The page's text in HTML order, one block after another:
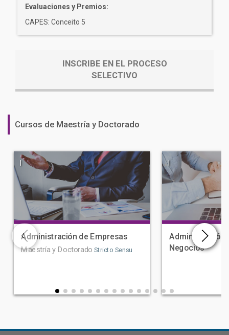
Evaluaciones y Premios:
CAPES: Conceito 5
INSCRIBE EN EL PROCESO
SELECTIVO
Cursos de Maestría y Doctorado
|
Administración de Empresas
Maestría y Doctorado Stricto Sensu
|
Administración
Negocios